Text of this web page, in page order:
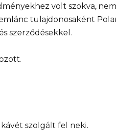
volt szokva,
tulajdonosaként
szerződésekkel.
szolgált fel neki.